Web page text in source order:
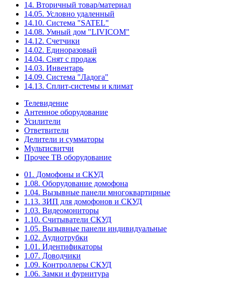
14. Вторичный товар/материал
14.05. Условно удаленный
14.10. Система "SATEL"
14.08. Умный дом "LIVICOM"
14.12. Счетчики
14.02. Единоразовый
14.04. Снят с продаж
14.03. Инвентарь
14.09. Система "Ладога"
14.13. Сплит-системы и климат
Телевидение
Антенное оборудование
Усилители
Ответвители
Делители и сумматоры
Мультисвитчи
Прочее ТВ оборудование
01. Домофоны и СКУД
1.08. Оборудование домофона
1.04. Вызывные панели многоквартирные
1.13. ЗИП для домофонов и СКУД
1.03. Видеомониторы
1.10. Считыватели СКУД
1.05. Вызывные панели индивидуальные
1.02. Аудиотрубки
1.01. Идентификаторы
1.07. Доводчики
1.09. Контроллеры СКУД
1.06. Замки и фурнитура